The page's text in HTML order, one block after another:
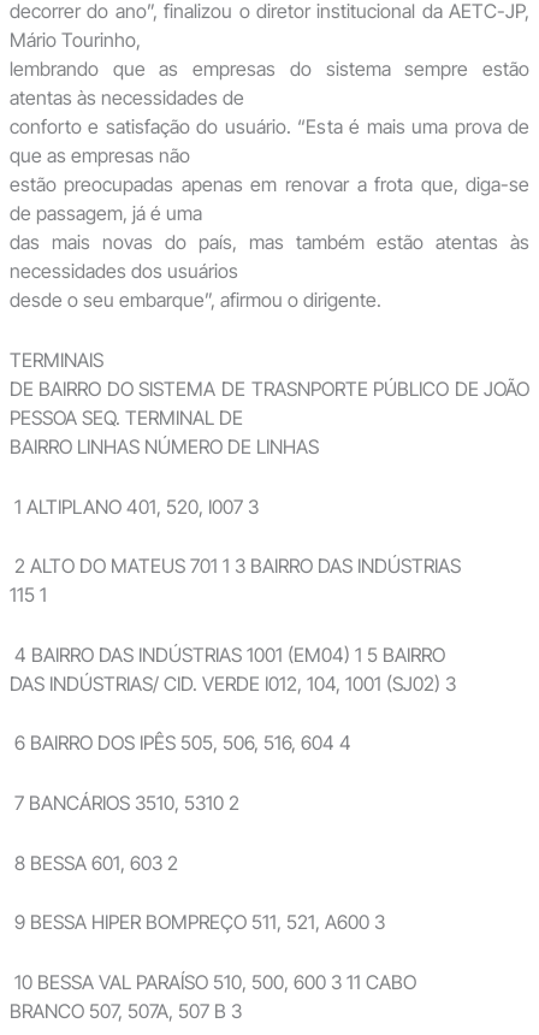
decorrer do ano”, finalizou o diretor institucional da AETC-JP,
Mário Tourinho,
lembrando que as empresas do sistema sempre estão
atentas às necessidades de
conforto e satisfação do usuário. “Esta é mais uma prova de
que as empresas não
estão preocupadas apenas em renovar a frota que, diga-se
de passagem, já é uma
das mais novas do país, mas também estão atentas às
necessidades dos usuários
desde o seu embarque”, afirmou o dirigente.
TERMINAIS
DE BAIRRO DO SISTEMA DE TRASNPORTE PÚBLICO DE JOÃO
PESSOA SEQ. TERMINAL DE
BAIRRO LINHAS NÚMERO DE LINHAS
1 ALTIPLANO 401, 520, I007 3
2 ALTO DO MATEUS 701 1 3 BAIRRO DAS INDÚSTRIAS
115 1
4 BAIRRO DAS INDÚSTRIAS 1001 (EM04) 1 5 BAIRRO
DAS INDÚSTRIAS/ CID. VERDE I012, 104, 1001 (SJ02) 3
6 BAIRRO DOS IPÊS 505, 506, 516, 604 4
7 BANCÁRIOS 3510, 5310 2
8 BESSA 601, 603 2
9 BESSA HIPER BOMPREÇO 511, 521, A600 3
10 BESSA VAL PARAÍSO 510, 500, 600 3 11 CABO
BRANCO 507, 507A, 507 B 3